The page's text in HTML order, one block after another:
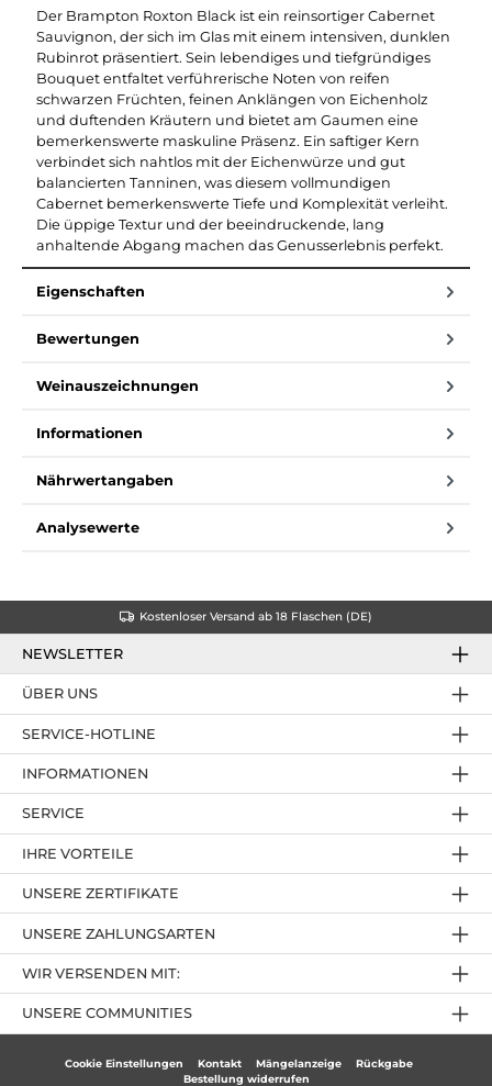
Der Brampton Roxton Black ist ein reinsortiger Cabernet
Sauvignon, der sich im Glas mit einem intensiven, dunklen
Rubinrot präsentiert. Sein lebendiges und tiefgründiges
Bouquet entfaltet verführerische Noten von reifen
schwarzen Früchten, feinen Anklängen von Eichenholz
und duftenden Kräutern und bietet am Gaumen eine
bemerkenswerte maskuline Präsenz. Ein saftiger Kern
verbindet sich nahtlos mit der Eichenwürze und gut
balancierten Tanninen, was diesem vollmundigen
Cabernet bemerkenswerte Tiefe und Komplexität verleiht.
Die üppige Textur und der beeindruckende, lang
anhaltende Abgang machen das Genusserlebnis perfekt.
Eigenschaften
Bewertungen
Weinauszeichnungen
Informationen
Nährwertangaben
Analysewerte
Kostenloser Versand ab 18 Flaschen (DE)
NEWSLETTER
SERVICE-HOTLINE
IHRE VORTEILE
UNSERE ZAHLUNGSARTEN
ÜBER UNS
UNSERE ZERTIFIKATE
INFORMATIONEN
SERVICE
UNSERE COMMUNITIES
WIR VERSENDEN MIT:
Cookie Einstellungen Kontakt Mängelanzeige
Rückgabe
Bestellung widerrufen